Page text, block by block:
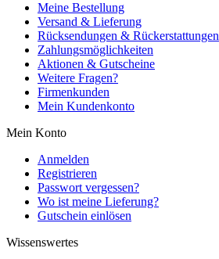
Meine Bestellung
Versand & Lieferung
Rücksendungen & Rückerstattungen
Zahlungsmöglichkeiten
Aktionen & Gutscheine
Weitere Fragen?
Firmenkunden
Mein Kundenkonto
Mein Konto
Anmelden
Registrieren
Passwort vergessen?
Wo ist meine Lieferung?
Gutschein einlösen
Wissenswertes